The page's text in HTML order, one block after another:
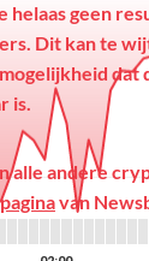
helaas geen
Dit kan te
dat
is.
alle andere
van